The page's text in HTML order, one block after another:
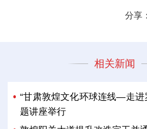
分享：
相关新闻
“甘肃敦煌文化环球连线—走进
题讲座举行